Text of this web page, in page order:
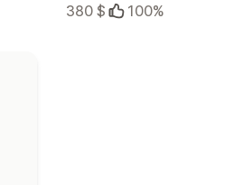
380 $
100%